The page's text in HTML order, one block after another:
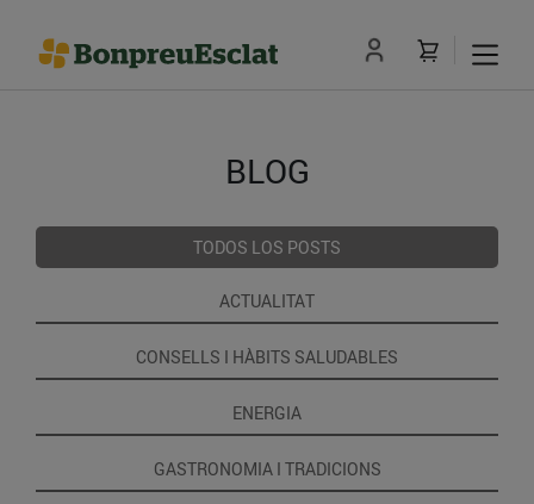
BLOG
TODOS LOS POSTS
ACTUALITAT
CONSELLS I HÀBITS SALUDABLES
ENERGIA
GASTRONOMIA I TRADICIONS